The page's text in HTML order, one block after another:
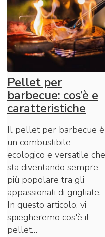
Pellet per
barbecue: cos’è e
caratteristiche
Il pellet per barbecue è
un combustibile
ecologico e versatile che
sta diventando sempre
più popolare tra gli
appassionati di grigliate.
In questo articolo, vi
spiegheremo cos'è il
pellet…